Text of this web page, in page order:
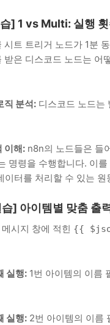
] 1 vs Multi: 실행
시트 트리거 노드가 1분
받은 디스코드 노드는 어
직 분석: 디스코드 노드는
이해: n8n의 노드들은 들
명령을 수행합니다. 이
이터를 처리할 수 있는 원
] 아이템별 맞춤 출
시지 창에 적힌 {{
실행: 1번 아이템의 이름
실행: 2번 아이템의 이름